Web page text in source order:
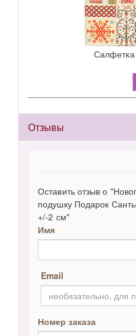
Отзывы
Оставить отзыв о
подушку Подарок
+/-2 см"
Имя
Email
Номер заказа